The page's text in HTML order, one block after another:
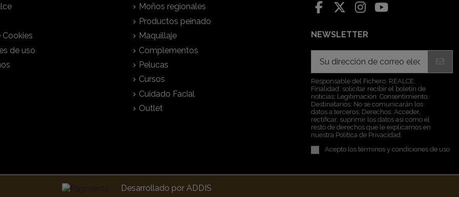
Cookies
de uso
Moños regionales
Productos peinado
Maquillaje
Complementos
Pelucas
Cursos
Cuidado Facial
Outlet
NEWSLETTER
Responsable del Fichero: REALCE;
Finalidad: solicitar recibir el boletín de
noticias; Legitimación: Consentimiento;
Destinatarios: No se comunicarán los
datos a terceros; Derechos: Acceder,
rectificar, suprimir los datos así como el
resto de derechos que le explicamos en
nuestra Política de Privacidad.
Acepto lostérminos y condiciones de uso
Desarrollado por ADDIS